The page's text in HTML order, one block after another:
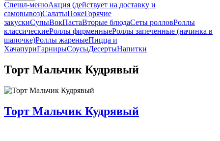
Спешл-менюАкция (действует на доставку и
самовывоз)СалатыПокеГорячие
закускиСупыВокПастаВторые блюдаСеты ролловРоллы
классическиеРоллы фирменныеРоллы запеченные (начинка в
шапочке)Роллы жареныеПицца и
ХачапуриГарнирыСоусыДесертыНапитки
Торт Мальчик Кудрявый
Торт Мальчик Кудрявый